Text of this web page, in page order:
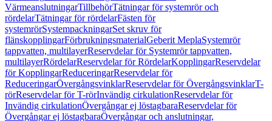
VärmeanslutningarTillbehörTätningar för systemrör och
rördelarTätningar för rördelarFästen för
systemrörSystempackningarSet skruv för
flänskopplingarFörbrukningsmaterialGeberit MeplaSystemrör
tappvatten, multilayerReservdelar för Systemrör tappvatten,
multilayerRördelarReservdelar för RördelarKopplingarReservdelar
för KopplingarReduceringarReservdelar för
ReduceringarÖvergångsvinklarReservdelar för ÖvergångsvinklarT-
rörReservdelar för T-rörInvändig cirkulationReservdelar för
Invändig cirkulationÖvergångar ej löstagbaraReservdelar för
Övergångar ej löstagbaraÖvergångar och anslutningar,